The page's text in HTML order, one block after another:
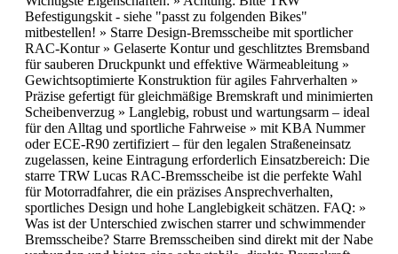
Befestigungskit - siehe "passt zu folgenden Bikes"
mitbestellen! » Starre Design-Bremsscheibe mit sportlicher
RAC-Kontur » Gelaserte Kontur und geschlitztes Bremsband
für sauberen Druckpunkt und effektive Wärmeableitung »
Gewichtsoptimierte Konstruktion für agiles Fahrverhalten »
Präzise gefertigt für gleichmäßige Bremskraft und minimierten
Scheibenverzug » Langlebig, robust und wartungsarm – ideal
für den Alltag und sportliche Fahrweise » mit KBA Nummer
oder ECE-R90 zertifiziert – für den legalen Straßeneinsatz
zugelassen, keine Eintragung erforderlich Einsatzbereich: Die
starre TRW Lucas RAC-Bremsscheibe ist die perfekte Wahl
für Motorradfahrer, die ein präzises Ansprechverhalten,
sportliches Design und hohe Langlebigkeit schätzen. FAQ: »
Was ist der Unterschied zwischen starrer und schwimmender
Bremsscheibe? Starre Bremsscheiben sind direkt mit der Nabe